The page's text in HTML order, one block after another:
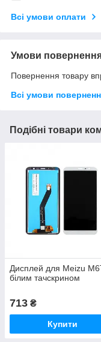
Всі умови оплати
Умови
Повернення товару
Всі умови
Подібні товари
Дисплей для Meizu
білим тачскрином
713 ₴
Купити